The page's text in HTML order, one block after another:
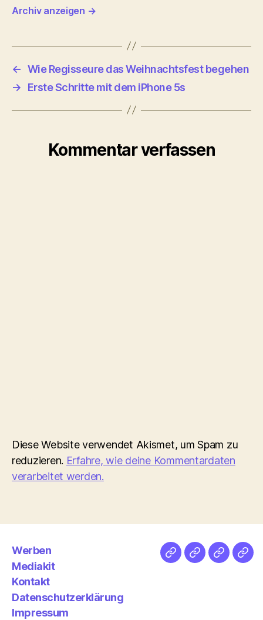
Archiv anzeigen →
← Wie Regisseure das Weihnachtsfest begehen
→
Erste Schritte mit dem iPhone 5s
Kommentar verfassen
Diese Website verwendet Akismet, um Spam zu
reduzieren. Erfahre, wie deine Kommentardaten
verarbeitet werden.
Werben
Mediakit
Kontakt
Datenschutzerklärung
Impressum
NetzMedien